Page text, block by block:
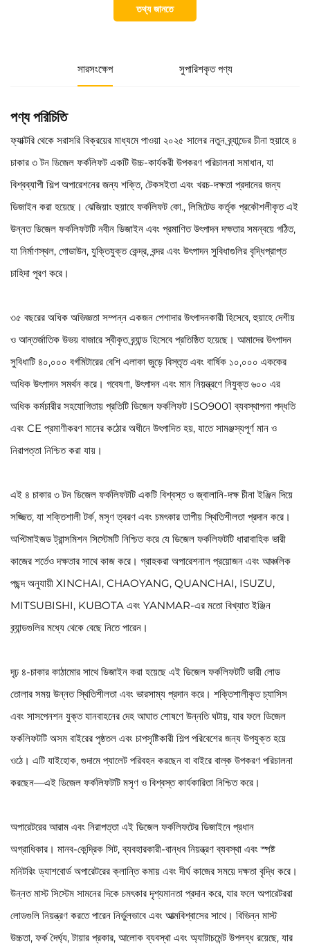
তথ্য জানতে
সারসংক্ষেপ সুপারিশকৃত পণ্য
পণ্য পরিচিতি
ফ্যাক্টরি থেকে সরাসরি বিক্রয়ের মাধ্যমে পাওয়া ২০২৫ সালের নতুন ব্র্যান্ডের চীনা হুয়াহে ৪
চাকার ৩ টন ডিজেল ফর্কলিফট একটি উচ্চ-কার্যকরী উপকরণ পরিচালনা সমাধান, যা
বিশ্বব্যাপী শিল্প অপারেশনের জন্য শক্তি, টেকসইতা এবং খরচ-দক্ষতা প্রদানের জন্য
ডিজাইন করা হয়েছে। ঝেজিয়াং হুয়াহে ফর্কলিফট কো., লিমিটেড কর্তৃক প্রকৌশলীকৃত এই
উন্নত ডিজেল ফর্কলিফটটি নবীন ডিজাইন এবং প্রমাণিত উৎপাদন দক্ষতার সমন্বয়ে গঠিত,
যা নির্মাণস্থল, গোডাউন, যুক্তিযুক্ত কেন্দ্র, বন্দর এবং উৎপাদন সুবিধাগুলির বৃদ্ধিপ্রাপ্ত
চাহিদা পূরণ করে।
৩৫ বছরের অধিক অভিজ্ঞতা সম্পন্ন একজন পেশাদার উৎপাদনকারী হিসেবে, হুয়াহে দেশীয়
ও আন্তর্জাতিক উভয় বাজারে স্বীকৃত ব্র্যান্ড হিসেবে প্রতিষ্ঠিত হয়েছে। আমাদের উৎপাদন
সুবিধাটি ৪০,০০০ বর্গমিটারের বেশি এলাকা জুড়ে বিস্তৃত এবং বার্ষিক ১০,০০০ এককের
অধিক উৎপাদন সমর্থন করে। গবেষণা, উৎপাদন এবং মান নিয়ন্ত্রণে নিযুক্ত ৬০০ এর
অধিক কর্মচারীর সহযোগিতায় প্রতিটি ডিজেল ফর্কলিফট ISO9001 ব্যবস্থাপনা পদ্ধতি
এবং CE প্রমাণীকরণ মানের কঠোর অধীনে উৎপাদিত হয়, যাতে সামঞ্জস্যপূর্ণ মান ও
নিরাপত্তা নিশ্চিত করা যায়।
এই ৪ চাকার ৩ টন ডিজেল ফর্কলিফটটি একটি বিশ্বস্ত ও জ্বালানি-দক্ষ চীনা ইঞ্জিন দিয়ে
সজ্জিত, যা শক্তিশালী টর্ক, মসৃণ ত্বরণ এবং চমৎকার তাপীয় স্থিতিশীলতা প্রদান করে।
অপ্টিমাইজড ট্রান্সমিশন সিস্টেমটি নিশ্চিত করে যে ডিজেল ফর্কলিফটটি ধারাবাহিক ভারী
কাজের শর্তেও দক্ষতার সাথে কাজ করে। গ্রাহকরা অপারেশনাল প্রয়োজন এবং আঞ্চলিক
পছন্দ অনুযায়ী XINCHAI, CHAOYANG, QUANCHAI, ISUZU,
MITSUBISHI, KUBOTA এবং YANMAR-এর মতো বিখ্যাত ইঞ্জিন
ব্র্যান্ডগুলির মধ্যে থেকে বেছে নিতে পারেন।
দৃঢ় ৪-চাকার কাঠামোর সাথে ডিজাইন করা হয়েছে এই ডিজেল ফর্কলিফটটি ভারী লোড
তোলার সময় উন্নত স্থিতিশীলতা এবং ভারসাম্য প্রদান করে। শক্তিশালীকৃত চ্যাসিস
এবং সাসপেনশন যুক্ত যানবাহনের দেহ আঘাত শোষণে উন্নতি ঘটায়, যার ফলে ডিজেল
ফর্কলিফটটি অসম বাইরের পৃষ্ঠতল এবং চাপসৃষ্টিকারী শিল্প পরিবেশের জন্য উপযুক্ত হয়ে
ওঠে। এটি যাইহোক, গুদামে প্যালেট পরিবহন করছেন বা বাইরে বাল্ক উপকরণ পরিচালনা
করছেন—এই ডিজেল ফর্কলিফটটি মসৃণ ও বিশ্বস্ত কার্যকারিতা নিশ্চিত করে।
অপারেটরের আরাম এবং নিরাপত্তা এই ডিজেল ফর্কলিফটের ডিজাইনে প্রধান
অগ্রাধিকার। মানব-কেন্দ্রিক সিট, ব্যবহারকারী-বান্ধব নিয়ন্ত্রণ ব্যবস্থা এবং স্পষ্ট
মনিটরিং ড্যাশবোর্ড অপারেটরের ক্লান্তি কমায় এবং দীর্ঘ কাজের সময়ে দক্ষতা বৃদ্ধি করে।
উন্নত মাস্ট সিস্টেম সামনের দিকে চমৎকার দৃশ্যমানতা প্রদান করে, যার ফলে অপারেটররা
লোডগুলি নিয়ন্ত্রণ করতে পারেন নির্ভুলভাবে এবং আত্মবিশ্বাসের সাথে। বিভিন্ন মাস্ট
উচ্চতা, ফর্ক দৈর্ঘ্য, টায়ার প্রকার, আলোক ব্যবস্থা এবং অ্যাটাচমেন্ট উপলব্ধ রয়েছে, যার